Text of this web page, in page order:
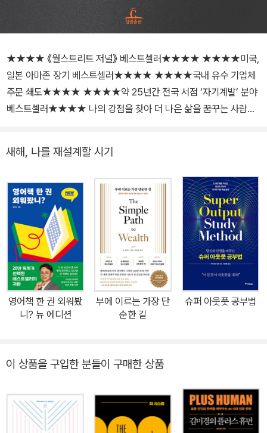
★★★★ 《월스트리트 저널》 베스트셀러★★★★ ★★★★미국,
일본 아마존 장기 베스트셀러★★★★ ★★★★국내 유수 기업체
주문 쇄도★★★★ ★★★★약 25년간 전국 서점 ‘자기계발’ 분야
베스트셀러★★★★ 나의 강점을 찾아 더 나은 삶을 꿈꾸는 사람들
점’에 있다! 2025년 개정 《위대한 나의 발견 ★ 강점혁명》 나만의 강
점을 구축하기 위해 필요한 것들 강점을 구축하기 위해서는 재능, 지
식, 기술이 필요한데, 이 세 가지 중에서 가장 중요한 것은 단연 재능
이다. 기술과 지식은 학습과 경험을 통해서 얻을 수 있지만 재능은 타
고난 것이기 때문에 재능을 찾아 개발하는 것이 가장 생산적이다. 예
를 들어, 영업을 하는 사람이라면 제품의 특성을 설명하는 법(지식)을
배울 수 있고, 고객의 잠재욕구를 끌어내는 방식(기술)을 배울 수도
있다. 하지만 가장 알맞은 때에 가장 알맞은 방법으로 고객을 밀어붙
이는 방법(재능)까지 배울 수는 없다. 관련 지식이나 기술을 습득하지
않고도 강점을 구축하는 것은 가능하지만 재능 없이 강점을 보유하는
올릴 수 있다. 지식과 기술은 여러 가지 업무를 맡다 보면 어느 정도
고 일관된 실행 능력을 펼칠 수 없을 것이다. 따라서 진정한 강점을 구
축하기 위해서는 자신의 가장 뛰어난 재능을 발견하고 지식과 기술을
통해 그것을 다듬어나가야 한다. 우리가 사는 세상을 바꾸고 있는 강
새해, 나를 재설계할 시기
영어책 한 권 외워봤
니? 뉴 에디션
부에 이르는 가장 단
순한 길
슈퍼 아웃풋 공부법
이 상품을 구입한 분들이 구매한 상품